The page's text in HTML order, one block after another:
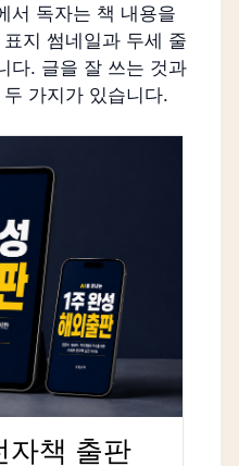
서 독자는 책 내용을
지 썸네일과 두세 줄
다. 글을 잘 쓰는 것과
가지가 있습니다.
자책 출판